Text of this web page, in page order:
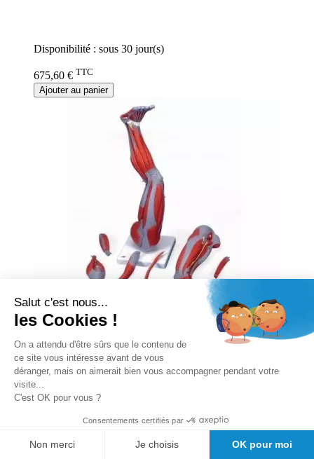
Disponibilité : sous 30 jour(s)
675,60 € TTC
Ajouter au panier
Muscles de la jambe, en 9 parties M20
Rating:
Salut c'est nous...
les Cookies !
On a attendu d'être sûrs que le contenu de
ce site vous intéresse avant de vous
déranger, mais on aimerait bien vous accompagner pendant votre
visite...
C'est OK pour vous ?
Consentements certifiés par
Non merci Je choisis OK pour moi